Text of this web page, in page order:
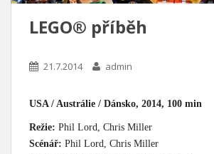
LEGO® příběh
21.7.2014 admin
USA / Austrálie / Dánsko, 2014, 100 min
Režie: Phil Lord, Chris Miller
Scénář: Phil Lord, Chris Miller